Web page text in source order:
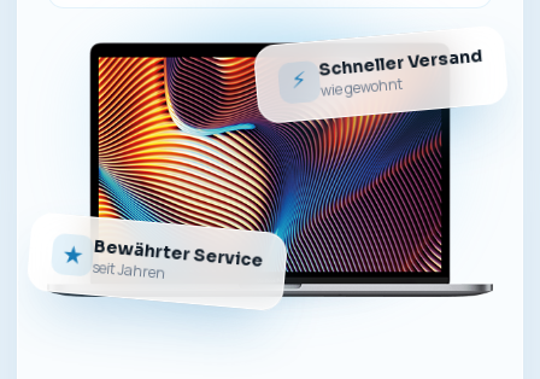
⚡ Schneller Versand
wie gewohnt
★ Bewährter Service
seit Jahren